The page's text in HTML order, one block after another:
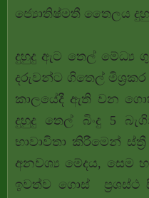
ජ්‍යොතිෂ්මතී තෛලය
දුහුදු ඇට තෙල් මේධ්‍ය
දරුවන්ට ගිතෙල් මිශ්‍රකර
කාලයේදී ඇති වන
දුහුදු තෙල් බිංදු 5
භාවාවිතා කිරීමෙන්
අනවශ්‍ය මේදය, සෙම
ඉවත්ව ගොස්